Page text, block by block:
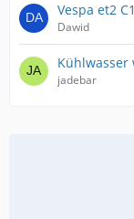
Vespa et2
Dawid
Kühlwasser
jadebar